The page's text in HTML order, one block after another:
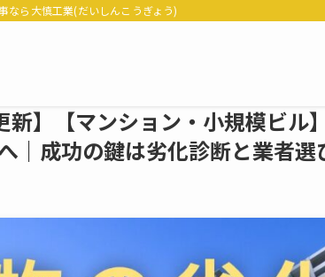
なら大慎工業(だいしんこうぎょう)
新】【マンション・小規模ビ
｜成功の鍵は劣化診断と業者選